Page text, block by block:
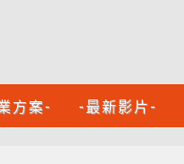
方案- -最新影片-